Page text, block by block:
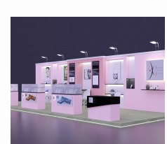
THIẾT KẾ – THI CÔNG
KỆ TRƯNG BÀY SẢN
PHẨM O’FOOD